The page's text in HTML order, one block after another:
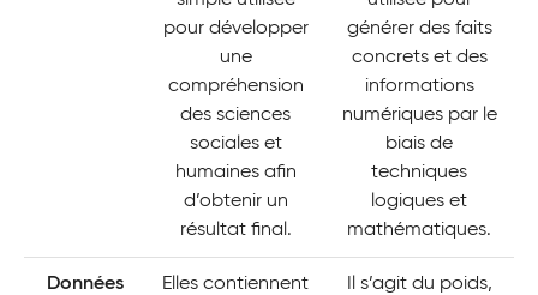
pour développer
une
compréhension
des sciences
sociales et
humaines afin
d’obtenir un
résultat final.
générer des faits
concrets et des
informations
numériques par le
biais de
techniques
logiques et
mathématiques.
Données
Elles contiennent
Il s’agit du poids,